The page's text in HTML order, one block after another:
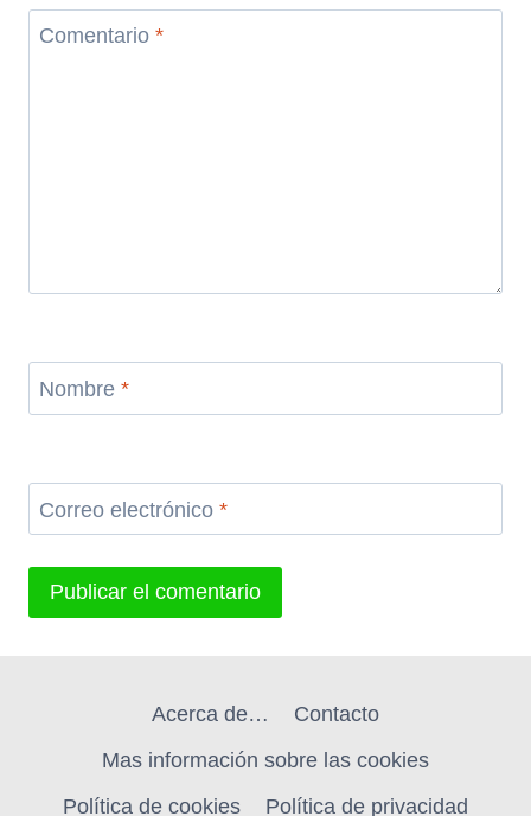
Comentario *
Nombre *
Correo electrónico *
Acerca de…
Contacto
Mas información sobre las cookies
Política de cookies
Política de privacidad